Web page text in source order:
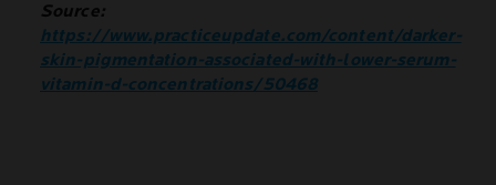
Source:
https://www.practiceupdate.com/content/darker-
skin-pigmentation-associated-with-lower-serum-
vitamin-d-concentrations/50468